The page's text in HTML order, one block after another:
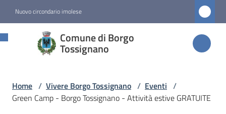
Nuovo circondario imolese
Comune di Borgo
Tossignano
Comune di
Borgo
Home / Vivere Borgo Tossignano / Eventi /
Green Camp - Borgo Tossignano - Attività estive GRATUITE